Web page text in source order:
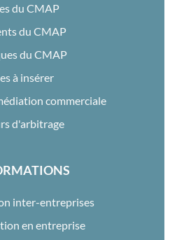
du CMAP
du CMAP
du CMAP
à insérer
commerciale
d'arbitrage
inter-entreprises
en entreprise